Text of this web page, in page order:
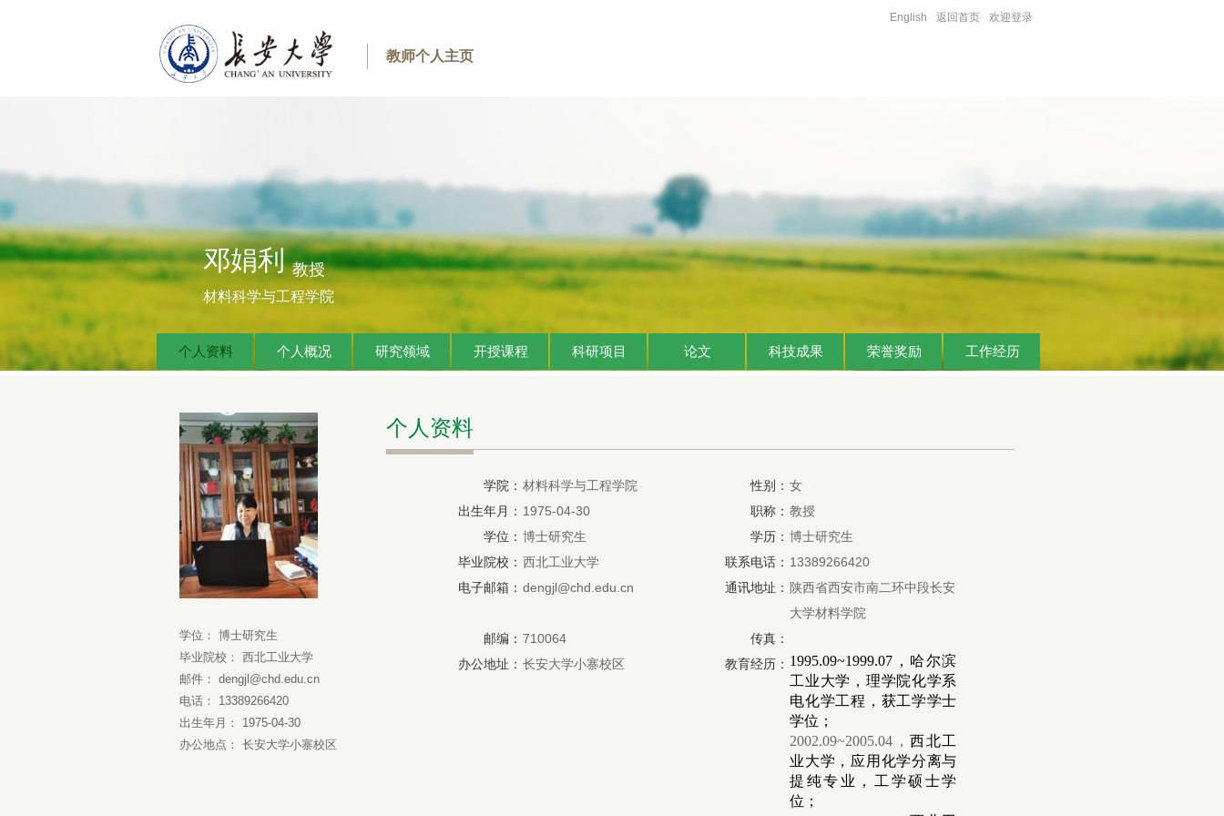
教师个人主页
English 返回首页 欢迎登录
邓娟利教授
材料科学与工程学院
个人资料 个人概况 研究领域 开授课程 科研项目 论文 科技成果 荣誉奖励 工作经历
学位： 博士研究生
毕业院校： 西北工业大学
邮件： dengjl@chd.edu.cn
电话： 13389266420
出生年月： 1975-04-30
办公地点： 长安大学小寨校区
个人资料
学院： 材料科学与工程学院 性别： 女
出生年月： 1975-04-30 职称： 教授
学位： 博士研究生 学历： 博士研究生
毕业院校： 西北工业大学 联系电话： 13389266420
电子邮箱： dengjl@chd.edu.cn 通讯地址： 陕西省西安市南二环中段长安
大学材料学院
邮编： 710064
传真：
办公地址： 长安大学小寨校区 教育经历： 1995.09~1999.07 ，哈尔滨
工业大学，理学院化学系
电化学工程，获工学学士
学位；
2002.09~2005.04 ，西北工
业大学，应用化学分离与
提纯专业，工学硕士学
位；